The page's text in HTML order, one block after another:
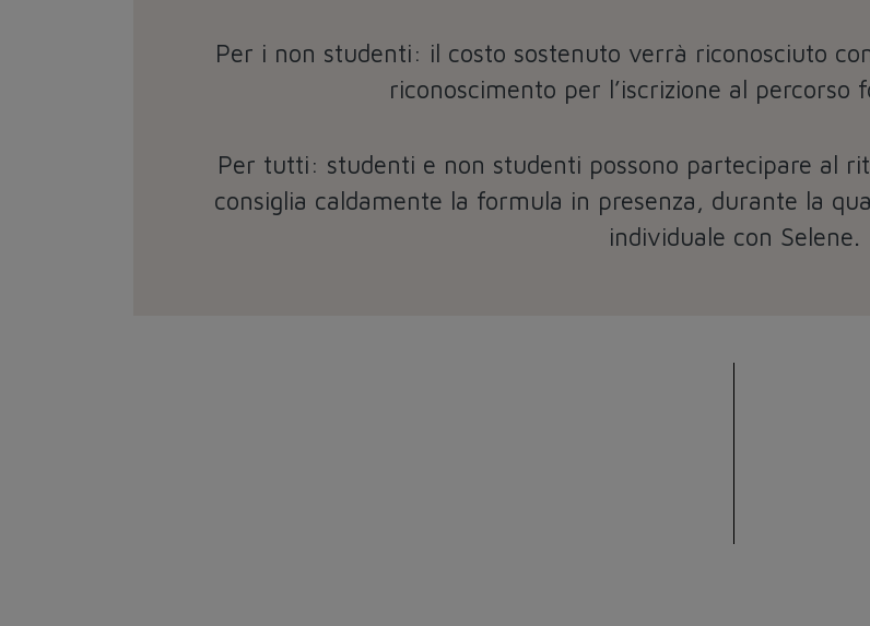
Per i non studenti: il costo sostenuto verrà riconosciuto
riconoscimento per l’iscrizione al percorso
Per tutti: studenti e non studenti possono partecipare al
consiglia caldamente la formula in presenza, durante la
individuale con Selene.